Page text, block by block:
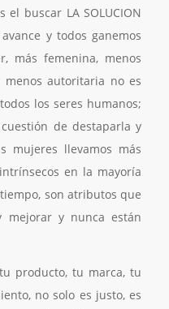
buscar LA SOLUCION
y todos ganemos
más femenina, menos
menos autoritaria no es
los seres humanos;
de destaparla y
mujeres llevamos más
en la mayoría
son atributos que
mejorar y nunca están
producto, tu marca, tu
no solo es justo, es